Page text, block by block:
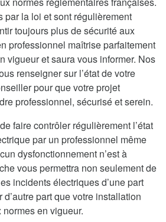
par la loi et sont régulièrement
toujours plus de sécurité aux
professionnel maîtrise parfaitement
vigueur et saura vous informer. Nos
renseigner sur l’état de votre
pour que votre projet
professionnel, sécurisé et serein.
faire contrôler régulièrement l’état
par un professionnel même
dysfonctionnement n’est à
vous permettra non seulement de
incidents électriques d’une part
part que votre installation
en vigueur.